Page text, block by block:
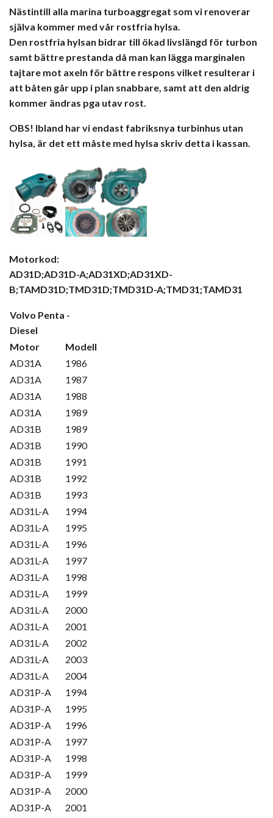
Nästintill alla marina turboaggregat som vi renoverar
själva kommer med vår rostfria hylsa.
Den rostfria hylsan bidrar till ökad livslängd för turbon
samt bättre prestanda då man kan lägga marginalen
tajtare mot axeln för bättre respons vilket resulterar i
att båten går upp i plan snabbare, samt att den aldrig
kommer ändras pga utav rost.
OBS! Ibland har vi endast fabriksnya turbinhus utan
hylsa, är det ett måste med hylsa skriv detta i kassan.
Motorkod:
AD31D;AD31D-A;AD31XD;AD31XD-
B;TAMD31D;TMD31D;TMD31D-A;TMD31;TAMD31
Volvo Penta -
Diesel
Motor
Modell
AD31A
1986
AD31A
1987
AD31A
1988
AD31A
1989
AD31B
1989
AD31B
1990
AD31B
1991
AD31B
1992
AD31B
1993
AD31L-A
1994
AD31L-A
1995
AD31L-A
1996
AD31L-A
1997
AD31L-A
1998
AD31L-A
1999
AD31L-A
2000
AD31L-A
2001
AD31L-A
2002
AD31L-A
2003
AD31L-A
2004
AD31P-A
1994
AD31P-A
1995
AD31P-A
1996
AD31P-A
1997
AD31P-A
1998
AD31P-A
1999
AD31P-A
2000
AD31P-A
2001